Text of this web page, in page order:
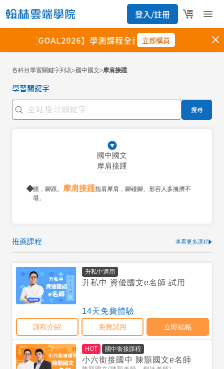
各科目學習關鍵字列表>國中國文>摩肩接踵
學習關鍵字
搜尋
國中國文
摩肩接踵
踵，腳跟。 摩肩接踵指肩摩肩，腳碰腳。形容人多擁擠不
堪。
推薦課程 查看更多課程